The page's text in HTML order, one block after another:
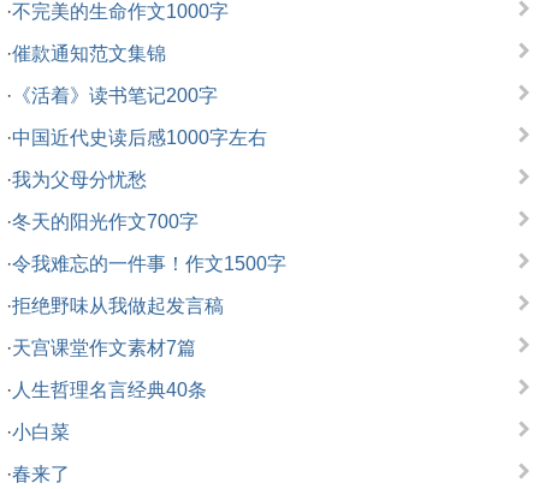
·不完美的生命作文1000字
·催款通知范文集锦
· 《活着》读书笔记200字
·中国近代史读后感1000字左右
·我为父母分忧愁
·冬天的阳光作文700字
·令我难忘的一件事！作文1500字
·拒绝野味从我做起发言稿
·天宫课堂作文素材7篇
· 人生哲理名言经典40条
·小白菜
·春来了